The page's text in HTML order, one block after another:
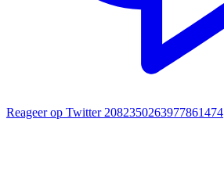
Reageer op Twitter 2082350263977861474